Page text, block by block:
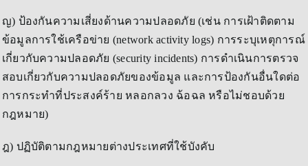
ญ) ป้องกันความเสี่ยงด้านความปลอดภัย (เช่น การเฝ้าติดตาม
ข้อมูลการใช้เครือข่าย (network activity logs) การระบุเหตุการณ์
เกี่ยวกับความปลอดภัย (security incidents) การดำเนินการตรวจ
สอบเกี่ยวกับความปลอดภัยของข้อมูล และการป้องกันอื่นใดต่อ
การกระทำที่ประสงค์ร้าย หลอกลวง ฉ้อฉล หรือไม่ชอบด้วย
กฎหมาย)
ฎ) ปฏิบัติตามกฎหมายต่างประเทศที่ใช้บังคับ